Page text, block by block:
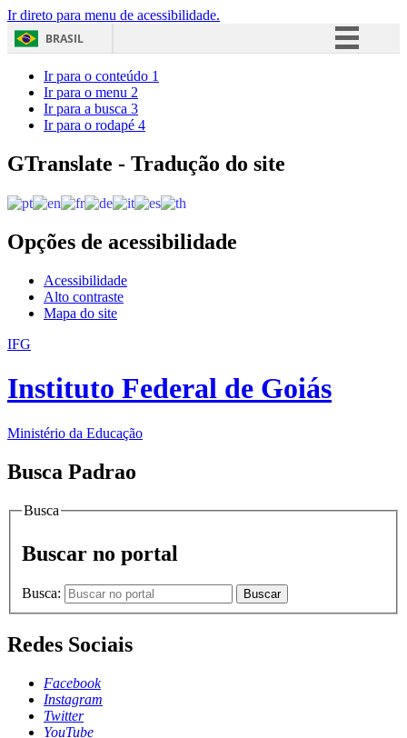
Ir direto para menu de acessibilidade.
BRASIL
Acesso à informação
Ir para o conteúdo 1
Ir para o menu 2
Ir para a busca 3
Ir para o rodapé 4
GTranslate - Tradução do site
Opções de acessibilidade
Acessibilidade
Alto contraste
Mapa do site
IFG
Instituto Federal de Goiás
Ministério da Educação
Busca Padrao
Busca
Buscar no portal
Busca: Buscar
Redes Sociais
Facebook
Instagram
Twitter
YouTube